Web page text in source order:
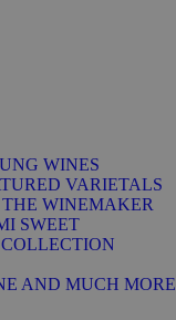
WINES
VARIETALS
WINEMAKER
SWEET
AND MUCH MORE